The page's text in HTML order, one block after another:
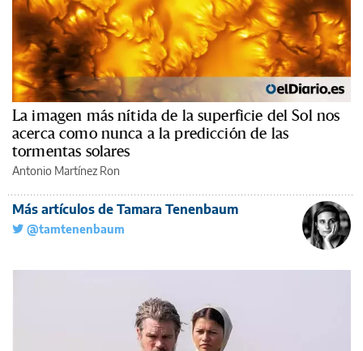
La imagen más nítida de la superficie del Sol nos
acerca como nunca a la predicción de las
tormentas solares
Antonio Martínez Ron
Más artículos de Tamara Tenenbaum
@tamtenenbaum